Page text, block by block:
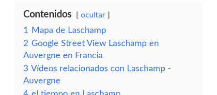
Contenidos ocultar
1
Mapa de Laschamp
2 Google Street View Laschamp en
Auvergne en Francia
3 Vídeos relacionados con Laschamp -
Auvergne